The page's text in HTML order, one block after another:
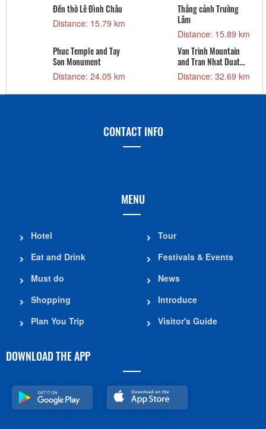
Đền thờ Lê Đình Châu
Distance: 15.79 km
Thắng cảnh Trường
Lâm
Distance: 15.89 km
Phuc Temple and Tay
Son Monument
Distance: 24.05 km
Van Trinh Mountain
and Tran Nhat Duat
Temple
Distance: 32.69 km
CONTACT INFO
MENU
Hotel
Eat and Drink
Must do
Shopping
Plan You Trip
Tour
Festivals & Events
News
Introduce
Visitor's Guide
DOWNLOAD THE APP